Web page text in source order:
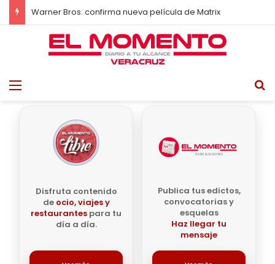
Warner Bros. confirma nueva película de Matrix
Menu
Disfruta contenido
de ocio, viajes y
restaurantes para tu
día a día.
Publica tus edictos,
convocatorias y
esquelas
Haz llegar tu
mensaje